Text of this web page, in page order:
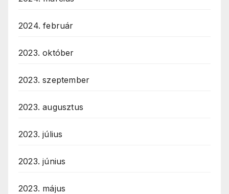
2024. február
2023. október
2023. szeptember
2023. augusztus
2023. július
2023. június
2023. május